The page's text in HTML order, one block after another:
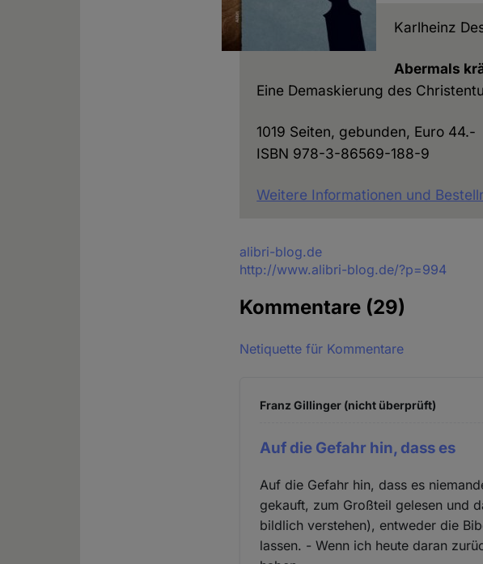
Karlheinz
Abermals
Eine Demaskierung des
1019 Seiten, gebunden, Euro 44.-
ISBN 978-3-86569-188-9
Weitere Informationen und
Quelle
alibri-blog.de
http://www.alibri-blog.de/?p=994
Kommentare (29)
Netiquette für Kommentare
Franz Gillinger (nicht überprüft)
Auf die Gefahr hin, dass es
Auf die Gefahr hin, dass es
gekauft, zum Großteil gelesen und
bildlich verstehen), entweder die
lassen. - Wenn ich heute daran